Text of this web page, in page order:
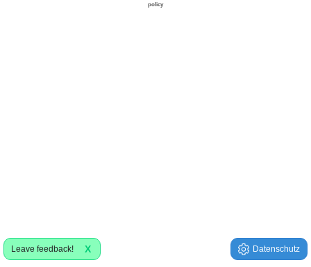
policy
Leave feedback! X Datenschutz